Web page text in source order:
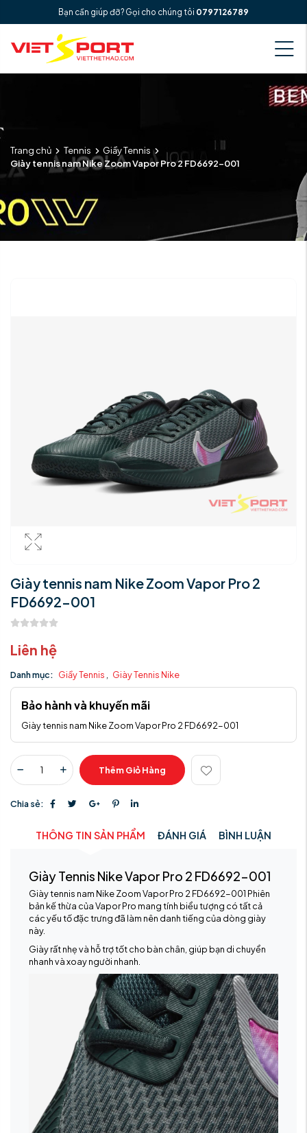
Bạn cần giúp đỡ? Gọi cho chúng tôi 0797126789
Trang chủ Tennis
Giầy Tennis
Giày tennis nam Nike Zoom Vapor Pro 2 FD6692-001
Giày tennis nam Nike Zoom Vapor Pro 2
FD6692-001
Liên hệ
Danh mục: Giầy Tennis , Giày Tennis Nike
Bảo hành và khuyến mãi
Giày tennis nam Nike Zoom Vapor Pro 2 FD6692-001
Thêm Giỏ Hàng
Chia sẻ:
THÔNG TIN SẢN PHẨM ĐÁNH GIÁ BÌNH LUẬN
Giày Tennis Nike Vapor Pro 2 FD6692-001
Giày tennis nam Nike Zoom Vapor Pro 2 FD6692-001 Phiên
bản kế thừa của Vapor Pro mang tính biểu tượng có tất cả
các yếu tố đặc trưng đã làm nên danh tiếng của dòng giày
này.
Giày rất nhẹ và hỗ trợ tốt cho bàn chân, giúp bạn di chuyển
nhanh và xoay người nhanh.